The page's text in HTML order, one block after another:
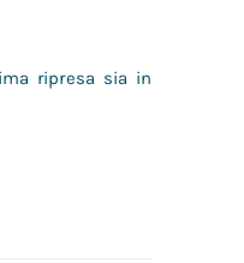
ripresa sia in